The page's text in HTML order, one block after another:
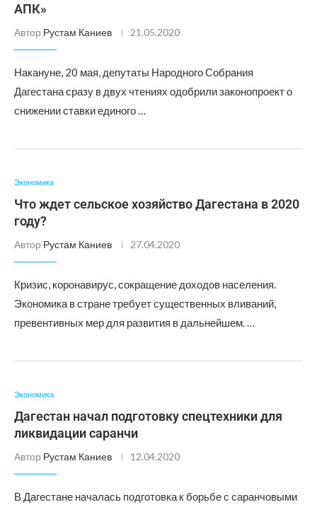
АПК»
Автор Рустам Каниев 21.05.2020
Накануне, 20 мая, депутаты Народного Собрания
Дагестана сразу в двух чтениях одобрили законопроект о
снижении ставки единого …
Экономика
Что ждет сельское хозяйство Дагестана в 2020
году?
Автор Рустам Каниев 27.04.2020
Кризис, коронавирус, сокращение доходов населения.
Экономика в стране требует существенных вливаний,
превентивных мер для развития в дальнейшем. …
Экономика
Дагестан начал подготовку спецтехники для
ликвидации саранчи
Автор Рустам Каниев 12.04.2020
В Дагестане началась подготовка к борьбе с саранчовыми